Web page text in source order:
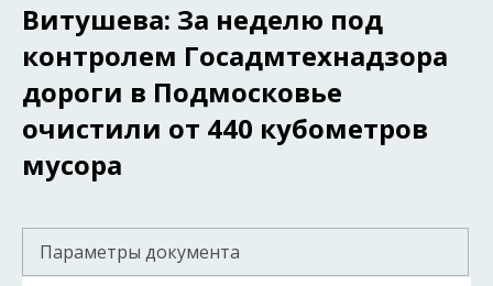
Витушева: За неделю под
контролем Госадмтехнадзора
дороги в Подмосковье
очистили от 440 кубометров
мусора
Параметры документа